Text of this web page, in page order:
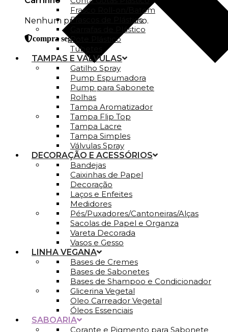
Nenhum produto no carrinho.
compra segura
Frasco Roll-on/Batom
Frascos de Plástico
Garrafas de Plástico
Pote Plástico
Tubetes
TAMPAS E VÁLVULAS
Gatilho Spray
Pump Espumadora
Pump para Sabonete
Rolhas
Tampa Aromatizador
Tampa Flip Top
Tampa Lacre
Tampa Simples
Válvulas Spray
DECORAÇÃO E ACESSÓRIOS
Bandejas
Caixinhas de Papel
Decoração
Laços e Enfeites
Medidores
Pés/Puxadores/Cantoneiras/Alças
Sacolas de Papel e Organza
Vareta Decorada
Vasos e Gesso
LINHA VEGANA
Bases de Cremes
Bases de Sabonetes
Bases de Shampoo e Condicionador
Glicerina Vegetal
Oleo Carreador Vegetal
Óleos Essenciais
SABOARIA
Corante e Pigmento para Sabonete